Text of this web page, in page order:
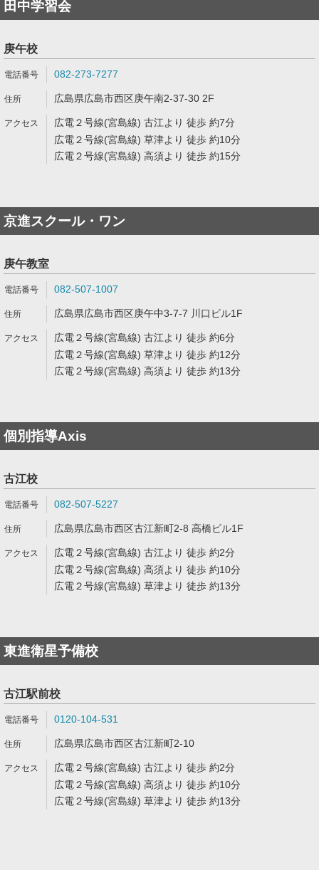
田中学習会
庚午校
082-273-7277
広島県広島市西区庚午南2-37-30 2F
広電２号線(宮島線) 古江より 徒歩 約7分
広電２号線(宮島線) 草津より 徒歩 約10分
広電２号線(宮島線) 高須より 徒歩 約15分
京進スクール・ワン
庚午教室
082-507-1007
広島県広島市西区庚午中3-7-7 川口ビル1F
広電２号線(宮島線) 古江より 徒歩 約6分
広電２号線(宮島線) 草津より 徒歩 約12分
広電２号線(宮島線) 高須より 徒歩 約13分
個別指導Axis
古江校
082-507-5227
広島県広島市西区古江新町2-8 高橋ビル1F
広電２号線(宮島線) 古江より 徒歩 約2分
広電２号線(宮島線) 高須より 徒歩 約10分
広電２号線(宮島線) 草津より 徒歩 約13分
東進衛星予備校
古江駅前校
0120-104-531
広島県広島市西区古江新町2-10
広電２号線(宮島線) 古江より 徒歩 約2分
広電２号線(宮島線) 高須より 徒歩 約10分
広電２号線(宮島線) 草津より 徒歩 約13分